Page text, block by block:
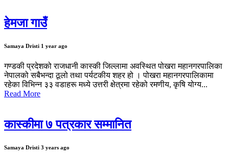
हेमजा गाउँ
Samaya Dristi 1 year ago
गण्डकी प्रदेशको राजधानी कास्की जिल्लामा अवस्थित पोखरा महानगरपालिका
नेपालको सबैभन्दा ठूलो तथा पर्यटकीय शहर हो । पोखरा महानगरपालिकामा
रहेका विभिन्न ३३ वडाहरू मध्ये उत्तरी क्षेत्रमा रहेको रमणीय, कृषि योग्य...
Read More
कास्कीमा ७ पत्रकार सम्मानित
Samaya Dristi 3 years ago